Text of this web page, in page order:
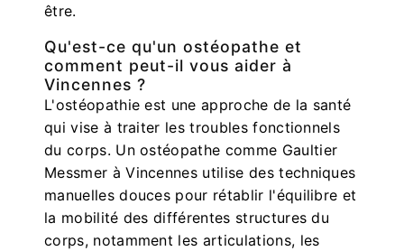
être.
Qu'est-ce qu'un ostéopathe et
comment peut-il vous aider à
Vincennes ?
L'ostéopathie est une approche de la santé
qui vise à traiter les troubles fonctionnels
du corps. Un ostéopathe comme Gaultier
Messmer à Vincennes utilise des techniques
manuelles douces pour rétablir l'équilibre et
la mobilité des différentes structures du
corps, notamment les articulations, les